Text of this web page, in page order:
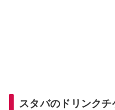
スタバのドリンク